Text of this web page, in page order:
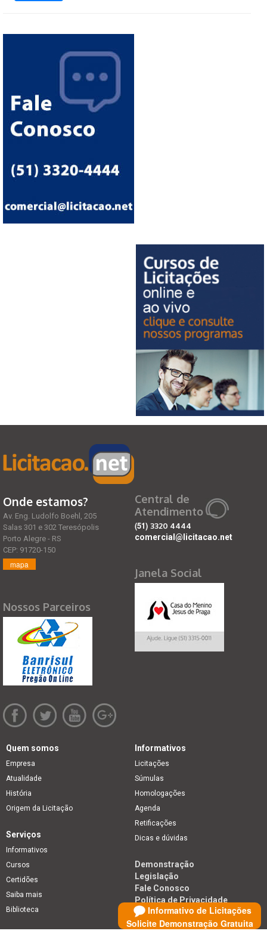
Informativo de Licitações
Solicite Demonstração Gratuita
Onde estamos?
Av. Eng. Ludolfo Boehl, 205
Salas 301 e 302 Teresópolis
Porto Alegre - RS
CEP: 91720-150
mapa
Nossos Parceiros
Central de
Atendimento
(51) 3320 4444
comercial@licitacao.net
Janela Social
Quem somos
Empresa
Atualidade
História
Origem da Licitação
Informativos
Licitações
Súmulas
Homologações
Agenda
Retificações
Dicas e dúvidas
Serviços
Informativos
Cursos
Certidões
Saiba mais
Biblioteca
Demonstração
Legislação
Fale Conosco
Política de Privacidade